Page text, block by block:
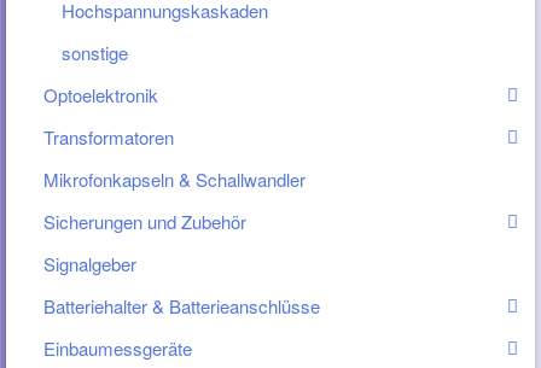
Hochspannungskaskaden
sonstige
Optoelektronik
Transformatoren
Mikrofonkapseln & Schallwandler
Sicherungen und Zubehör
Signalgeber
Batteriehalter & Batterieanschlüsse
Einbaumessgeräte